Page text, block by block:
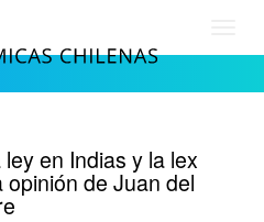
en Indias y la lex
de Juan del